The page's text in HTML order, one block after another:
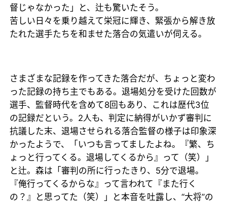
督じゃなかった」と、辻も驚いたそう。
苦しい日々を乗り越えて栄冠に輝き、緊張から解き放
たれた選手たちを和ませた落合の気遣いが伺える。
さまざまな記録を作ってきた落合だが、ちょっと変わ
った記録の持ち主でもある。退場処分を受けた回数が
選手、監督時代を含めて8回もあり、これは歴代3位
の記録だという。2人も、判定に納得がいかず審判に
抗議した末、退場させられる落合監督の様子は印象深
かったようで、「いつも言ってましたよね。『繁、ち
ょっと行ってくる。退場してくるから』って（笑）」
と辻。森は「審判の所に行ったきり、5分で退場。
『俺行ってくるからな』って言われて『また行く
の？』と思ってた（笑）」と本音を吐露し、“大将”の